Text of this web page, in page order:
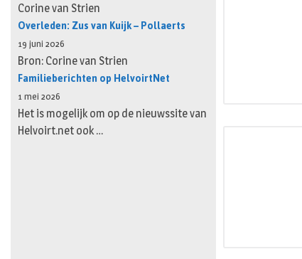
Corine van Strien
Overleden: Zus van Kuijk – Pollaerts
19 juni 2026
Bron: Corine van Strien
Familieberichten op HelvoirtNet
1 mei 2026
Het is mogelijk om op de nieuwssite van
Helvoirt.net ook …